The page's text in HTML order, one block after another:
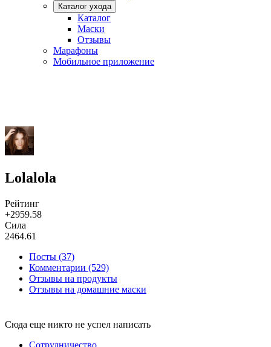
Каталог ухода
Каталог
Маски
Отзывы
Марафоны
Мобильное приложение
Lolalola
Рейтинг
+2959.58
Сила
2464.61
Посты (37)
Комментарии (529)
Отзывы на продукты
Отзывы на домашние маски
Сюда еще никто не успел написать
Сотрудничество